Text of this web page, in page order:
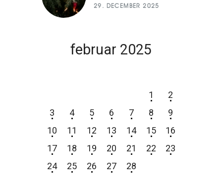
29. DECEMBER 2025
februar 2025
1
2
3
4 5 6 7 8
9
10
11 12 13 14 15
16
17
18 19 20 21 22
23
24
25 26 27 28